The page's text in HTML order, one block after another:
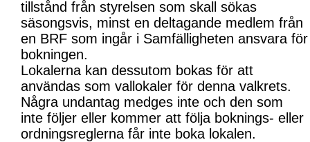
tillstånd från styrelsen som skall sökas
säsongsvis, minst en deltagande medlem från
en BRF som ingår i Samfälligheten ansvara för
bokningen.
Lokalerna kan dessutom bokas för att
användas som vallokaler för denna valkrets.
Några undantag medges inte och den som
inte följer eller kommer att följa boknings- eller
ordningsreglerna får inte boka lokalen.